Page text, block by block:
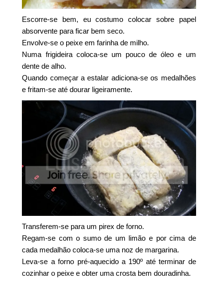
Escorre-se bem, eu costumo colocar sobre papel
absorvente para ficar bem seco.
Envolve-se o peixe em farinha de milho.
Numa frigideira coloca-se um pouco de óleo e um
dente de alho.
Quando começar a estalar adiciona-se os medalhões
e fritam-se até dourar ligeiramente.
Transferem-se para um pirex de forno.
Regam-se com o sumo de um limão e por cima de
cada medalhão coloca-se uma noz de margarina.
Leva-se a forno pré-aquecido a 190º até terminar de
cozinhar o peixe e obter uma crosta bem douradinha.